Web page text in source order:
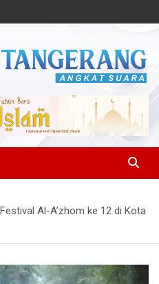
– Angkat
Al-A’zhom ke 12 di Kota